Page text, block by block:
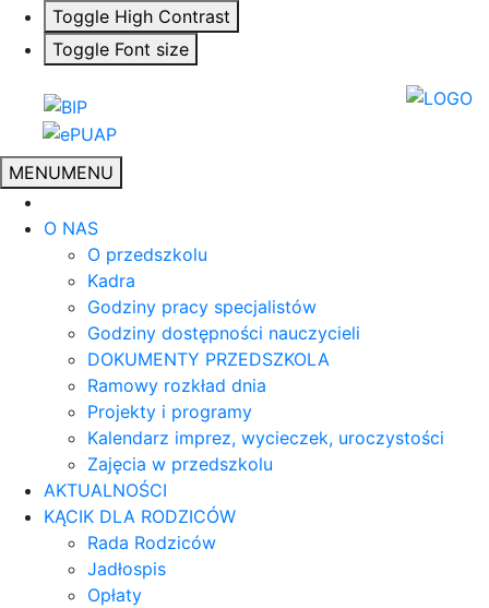
Toggle High Contrast
Toggle Font size
MENUMENU
O NAS
O przedszkolu
Kadra
Godziny pracy specjalistów
Godziny dostępności nauczycieli
DOKUMENTY PRZEDSZKOLA
Ramowy rozkład dnia
Projekty i programy
Kalendarz imprez, wycieczek, uroczystości
Zajęcia w przedszkolu
AKTUALNOŚCI
KĄCIK DLA RODZICÓW
Rada Rodziców
Jadłospis
Opłaty